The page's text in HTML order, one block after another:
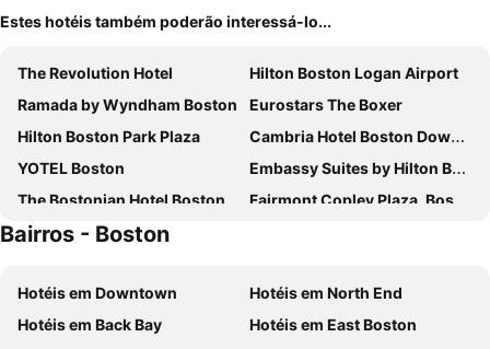
Estes hotéis também poderão interessá-lo...
The Revolution Hotel
Hilton Boston Logan Airport
Ramada by Wyndham Boston
Eurostars The Boxer
Hilton Boston Park Plaza
Cambria Hotel Boston Downtown - Seaport
YOTEL Boston
Embassy Suites by Hilton Boston at Logan Airport
The Bostonian Hotel Boston
Fairmont Copley Plaza, Boston
The Dagny Boston
Hyatt Regency Boston
DoubleTree by Hilton Boston - Downtown
DoubleTree by Hilton Hotel Boston Bayside
DoubleTree Suites by Hilton Hotel Boston - Cambridge
Bairros - Boston
Hotéis em Downtown
Hotéis em North End
Hotéis em Back Bay
Hotéis em East Boston